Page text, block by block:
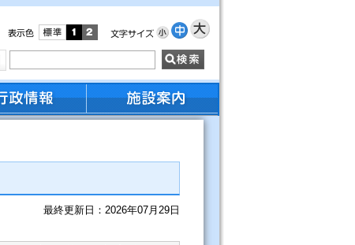
最終更新日：2026年07月29日